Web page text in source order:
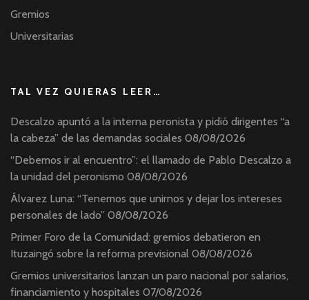
Gremios
Universitarias
TAL VEZ QUIERAS LEER…
Descalzo apuntó a la interna peronista y pidió dirigentes “a
la cabeza” de las demandas sociales 08/08/2026
“Debemos ir al encuentro”: el llamado de Pablo Descalzo a
la unidad del peronismo 08/08/2026
Álvarez Luna: “Tenemos que unirnos y dejar los intereses
personales de lado” 08/08/2026
Primer Foro de la Comunidad: gremios debatieron en
Ituzaingó sobre la reforma previsional 08/08/2026
Gremios universitarios lanzan un paro nacional por salarios,
financiamiento y hospitales 07/08/2026